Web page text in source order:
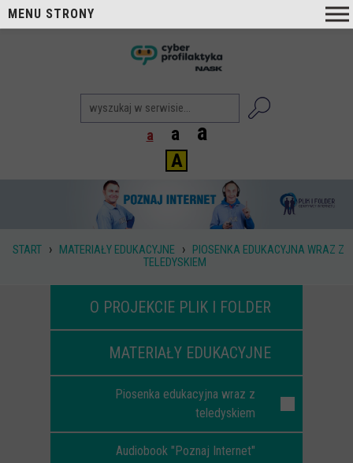
a a a
A
START › MATERIAŁY EDUKACYJNE › PIOSENKA EDUKACYJNA WRAZ Z
TELEDYSKIEM
O PROJEKCIE PLIK I FOLDER
MATERIAŁY EDUKACYJNE
Piosenka edukacyjna wraz z
teledyskiem
Audiobook "Poznaj Internet"
MENU STRONY
Cyberprofilaktyka NASK
Nasi Eksperci
Aktualności
Poradniki i publikacje
Dla nauczycieli
Scenariusze lekcji
Piosenka edukacyjna i teledysk